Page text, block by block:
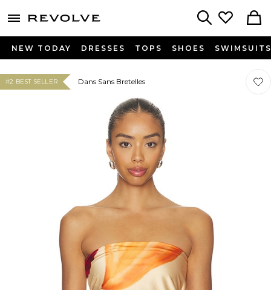
menu - shows more content
NEW TODAY DRESSES TOPS SHOES SWIMSUITS
#2 BEST SELLER Dans Sans Bretelles